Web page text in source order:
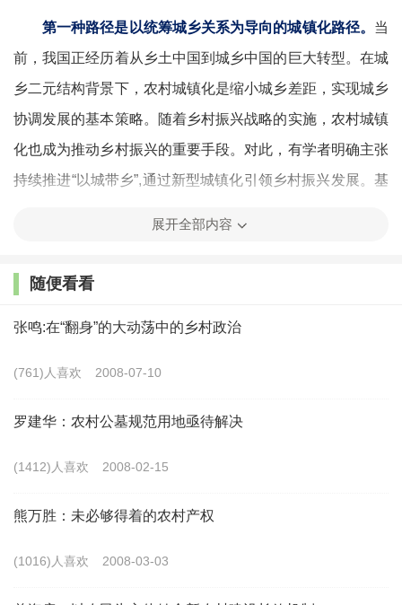
第一种路径是以统筹城乡关系为导向的城镇化路径。 当
前，我国正经历着从乡土中国到城乡中国的巨大转型。在城
乡二元结构背景下，农村城镇化是缩小城乡差距，实现城乡
协调发展的基本策略。随着乡村振兴战略的实施，农村城镇
化也成为推动乡村振兴的重要手段。对此，有学者明确主张
持续推进“以城带乡”,通过新型城镇化引领乡村振兴发展。基
生活的转换，从而达成乡村振兴的战略目标。通过城镇化带
济发展的重要推力，从而形成新型城镇化与乡村振兴双轮驱
动的格局。
村振兴，将产业兴旺作为乡村振兴的核心动力。产业化路径
的地区，开始呈现从单一的规模化经营向专业化、品牌化方
展开全部内容
随便看看
张鸣:在“翻身”的大动荡中的乡村政治
(761)人喜欢 2008-07-10
罗建华：农村公墓规范用地亟待解决
(1412)人喜欢 2008-02-15
熊万胜：未必够得着的农村产权
(1016)人喜欢 2008-03-03